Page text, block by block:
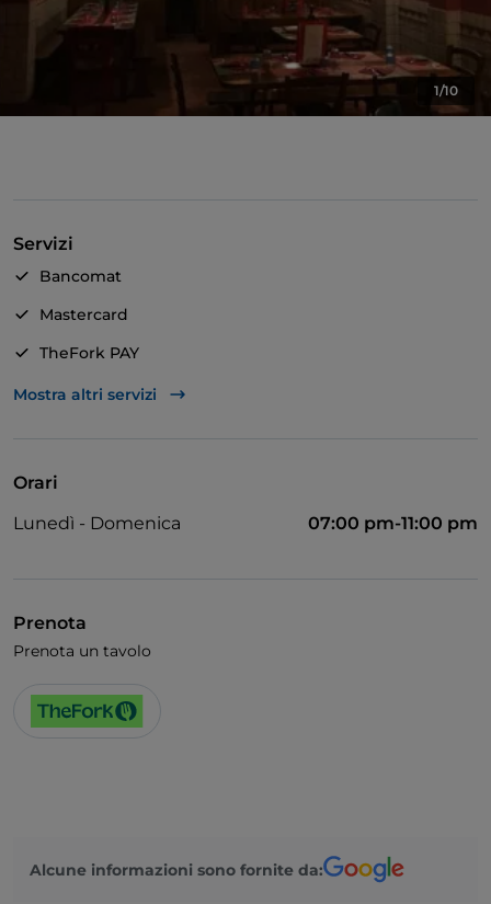
1/10
Servizi
Bancomat
Mastercard
TheFork PAY
Unionpay via TheFork PAY
Wi-Fi
Mostra altri servizi
Orari
Lunedì - Domenica
07:00 pm-11:00 pm
Prenota
Prenota un tavolo
Alcune informazioni sono fornite da: